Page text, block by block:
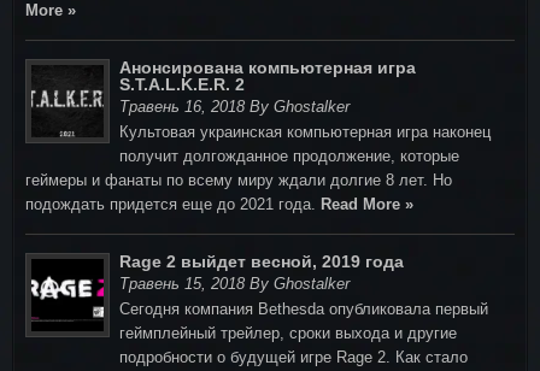
More »
Анонсирована компьютерная игра
S.T.A.L.K.E.R. 2
Травень 16, 2018 By Ghostalker
Культовая украинская компьютерная игра наконец
получит долгожданное продолжение, которые
геймеры и фанаты по всему миру ждали долгие 8 лет. Но
подождать придется еще до 2021 года. Read More »
Rage 2 выйдет весной, 2019 года
Травень 15, 2018 By Ghostalker
Cегодня компания Bethesda опубликовала первый
геймплейный трейлер, сроки выхода и другие
подробности о будущей игре Rage 2. Как стало